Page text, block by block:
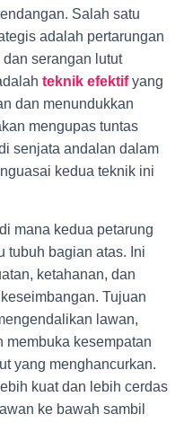
Salah satu
adalah pertarungan
dan serangan lutut
teknik efektifyang
dan menundukkan
mengupas tuntas
senjata andalan dalam
kedua teknik ini
mana kedua petarung
tubuh bagian atas. Ini
ketahanan, dan
Tujuan
lawan,
membuka kesempatan
yang menghancurkan.
kuat dan lebih cerdas
ke bawah sambil